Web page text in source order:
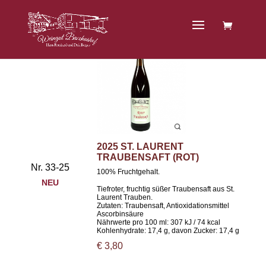
Traubensaft
Nr. 33-25
NEU
2025 ST. LAURENT
TRAUBENSAFT (ROT)
100% Fruchtgehalt.
Tiefroter, fruchtig süßer Traubensaft aus St.
Laurent Trauben.
Zutaten: Traubensaft, Antioxidationsmittel
Ascorbinsäure
Nährwerte pro 100 ml: 307 kJ / 74 kcal
Kohlenhydrate: 17,4 g, davon Zucker: 17,4 g
€ 3,80